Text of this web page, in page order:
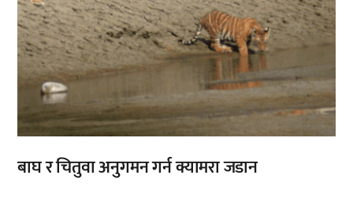
बाघ र चितुवा अनुगमन गर्न क्यामरा जडान